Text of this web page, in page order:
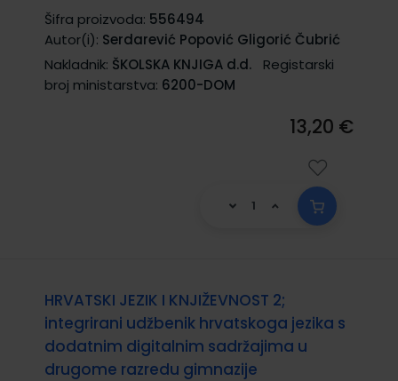
Šifra proizvoda: 556494
Autor(i): Serdarević Popović Gligorić Čubrić
Nakladnik: ŠKOLSKA KNJIGA d.d.
Registarski
broj ministarstva: 6200-DOM
13,20 €
HRVATSKI JEZIK I KNJIŽEVNOST 2;
integrirani udžbenik hrvatskoga jezika s
dodatnim digitalnim sadržajima u
drugome razredu gimnazije